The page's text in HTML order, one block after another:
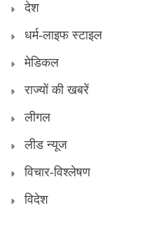
देश
धर्म-लाइफ स्टाइल
मेडिकल
राज्यों की खबरें
लीगल
लीड न्यूज
विचार-विश्लेषण
विदेश